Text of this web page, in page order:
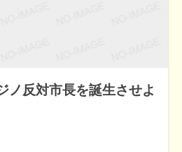
ノ反対市長を誕生させよ